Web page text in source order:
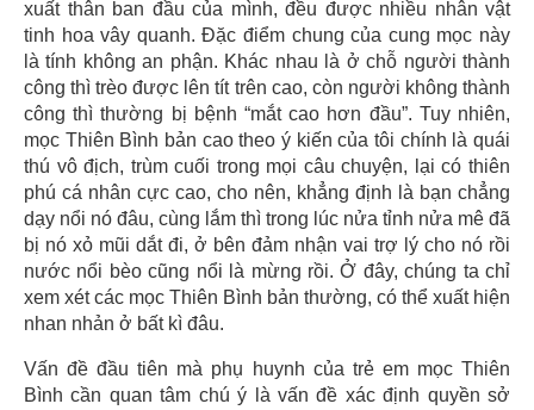
xuất thân ban đầu của mình, đều được nhiều nhân vật
tinh hoa vây quanh. Đặc điểm chung của cung mọc này
là tính không an phận. Khác nhau là ở chỗ người thành
công thì trèo được lên tít trên cao, còn người không thành
công thì thường bị bệnh “mắt cao hơn đầu”. Tuy nhiên,
mọc Thiên Bình bản cao theo ý kiến của tôi chính là quái
thú vô địch, trùm cuối trong mọi câu chuyện, lại có thiên
phú cá nhân cực cao, cho nên, khẳng định là bạn chẳng
dạy nổi nó đâu, cùng lắm thì trong lúc nửa tỉnh nửa mê đã
bị nó xỏ mũi dắt đi, ở bên đảm nhận vai trợ lý cho nó rồi
nước nổi bèo cũng nổi là mừng rồi. Ở đây, chúng ta chỉ
xem xét các mọc Thiên Bình bản thường, có thể xuất hiện
nhan nhản ở bất kì đâu.
Vấn đề đầu tiên mà phụ huynh của trẻ em mọc Thiên
Bình cần quan tâm chú ý là vấn đề xác định quyền sở